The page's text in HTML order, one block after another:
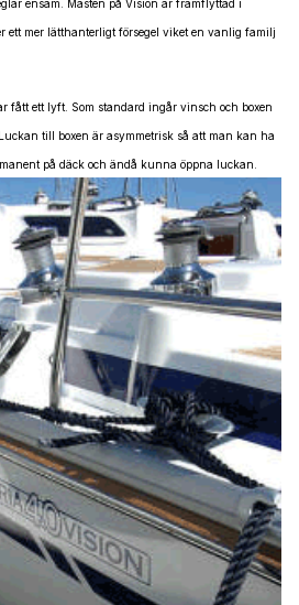
ensam. Masten på Vision är framflyttad i
ett mer lätthanterligt försegel viket en vanlig familj
fått ett lyft. Som standard ingår vinsch och boxen
till boxen är asymmetrisk så att man kan ha
på däck och ändå kunna öppna luckan.